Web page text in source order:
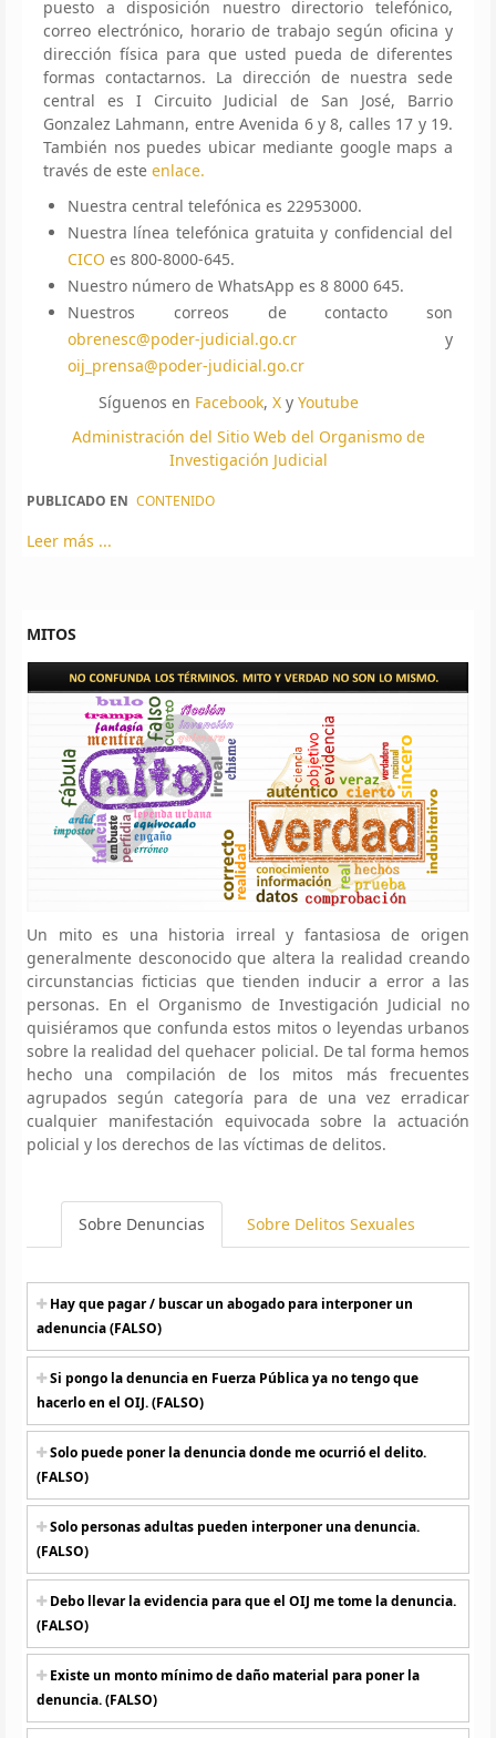
puesto a disposición nuestro directorio telefónico,
correo electrónico, horario de trabajo según oficina y
dirección física para que usted pueda de diferentes
formas contactarnos. La dirección de nuestra sede
central es I Circuito Judicial de San José, Barrio
Gonzalez Lahmann, entre Avenida 6 y 8, calles 17 y 19.
También nos puedes ubicar mediante google maps a
través de este enlace.
Nuestra central telefónica es 22953000.
Nuestra línea telefónica gratuita y confidencial del
CICO es 800-8000-645.
Nuestro número de WhatsApp es 8 8000 645.
Nuestros correos de contacto son
obrenesc@poder-judicial.go.cr y
oij_prensa@poder-judicial.go.cr
Síguenos en Facebook, Xy Youtube
Administración del Sitio Web del Organismo de
Investigación Judicial
PUBLICADO EN CONTENIDO
Leer más ...
MITOS
Un mito es una historia irreal y fantasiosa de origen
generalmente desconocido que altera la realidad creando
circunstancias ficticias que tienden inducir a error a las
personas. En el Organismo de Investigación Judicial no
quisiéramos que confunda estos mitos o leyendas urbanos
sobre la realidad del quehacer policial. De tal forma hemos
hecho una compilación de los mitos más frecuentes
agrupados según categoría para de una vez erradicar
cualquier manifestación equivocada sobre la actuación
policial y los derechos de las víctimas de delitos.
Sobre Denuncias Sobre Delitos Sexuales
Hay que pagar / buscar un abogado para interponer un
adenuncia (FALSO)
Si pongo la denuncia en Fuerza Pública ya no tengo que
hacerlo en el OIJ. (FALSO)
Solo puede poner la denuncia donde me ocurrió el delito.
(FALSO)
Solo personas adultas pueden interponer una denuncia.
(FALSO)
Debo llevar la evidencia para que el OIJ me tome la denuncia.
(FALSO)
Existe un monto mínimo de daño material para poner la
denuncia. (FALSO)